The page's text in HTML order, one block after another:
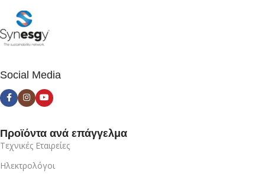
Social Media
Προϊόντα ανά επάγγελμα
Τεχνικές Εταιρείες
Ηλεκτρολόγοι